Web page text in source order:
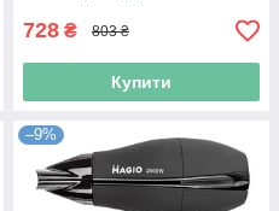
728 ₴ 803 ₴
Купити
–9%